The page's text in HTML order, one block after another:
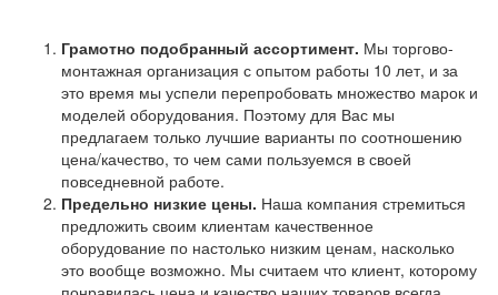
Грамотно подобранный ассортимент. Мы торгово-
монтажная организация с опытом работы 10 лет, и за
это время мы успели перепробовать множество марок и
моделей оборудования. Поэтому для Вас мы
предлагаем только лучшие варианты по соотношению
цена/качество, то чем сами пользуемся в своей
повседневной работе.
Предельно низкие цены. Наша компания стремиться
предложить своим клиентам качественное
оборудование по настолько низким ценам, насколько
это вообще возможно. Мы считаем что клиент, которому